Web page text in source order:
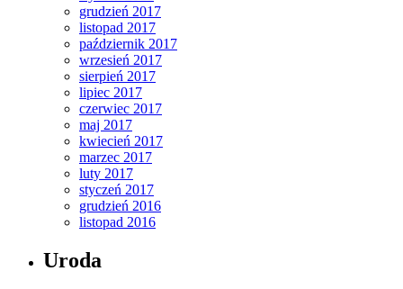
grudzień 2017
listopad 2017
październik 2017
wrzesień 2017
sierpień 2017
lipiec 2017
czerwiec 2017
maj 2017
kwiecień 2017
marzec 2017
luty 2017
styczeń 2017
grudzień 2016
listopad 2016
Uroda